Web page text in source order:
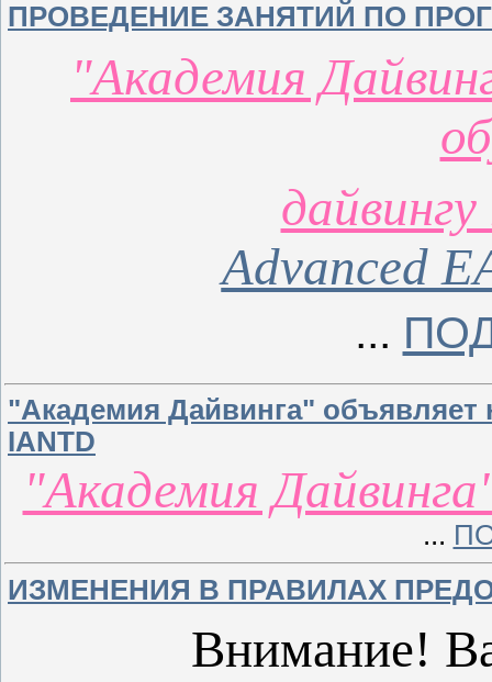
ПРОВЕДЕНИЕ ЗАНЯТИЙ ПО
"Академия
Advanced
...
"Академия Дайвинга" объявляет
IANTD
"Академия
...
ИЗМЕНЕНИЯ В ПРАВИЛАХ
Внимание!